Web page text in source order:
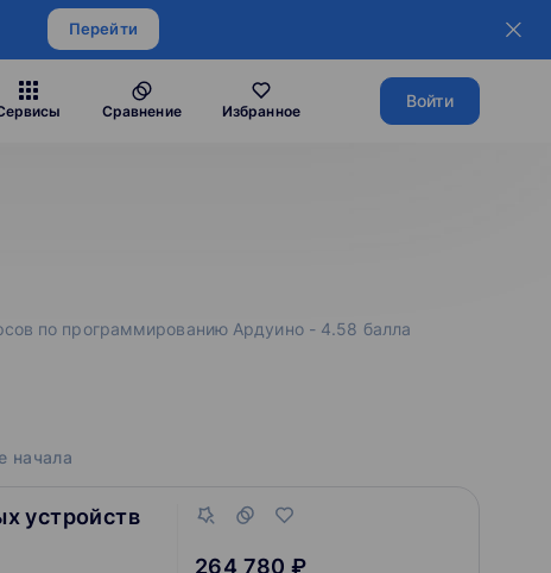
Перейти
Сравнение Избранное
Войти
по программированию Ардуино - 4.58 балла
начала
устройств
264 780 ₽